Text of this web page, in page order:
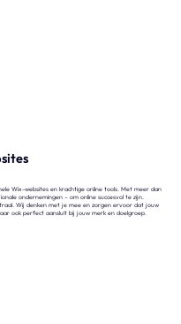
Wix-websites en krachtige online tools. Met meer dan
ondernemingen – om online succesvol te zijn.
Wij denken met je mee en zorgen ervoor dat jouw
ook perfect aansluit bij jouw merk en doelgroep.